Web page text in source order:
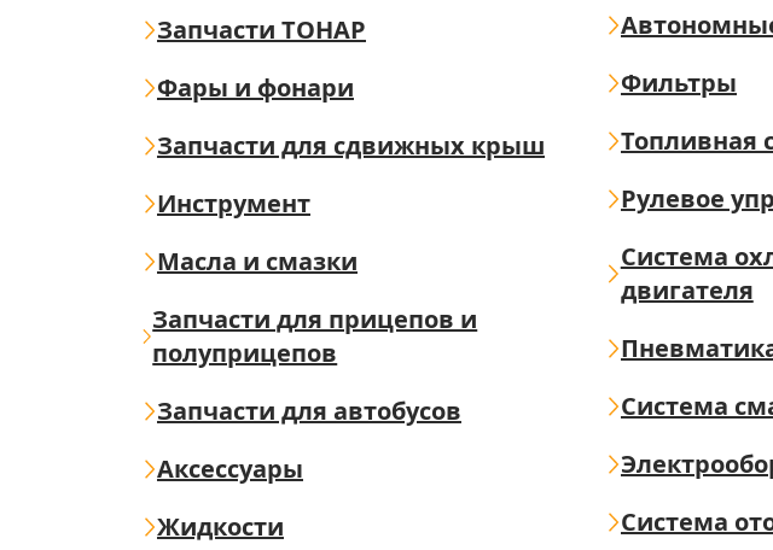
Запчасти ТОНАР
Фары и фонари
Запчасти для сдвижных крыш
Инструмент
Масла и смазки
Запчасти для прицепов и
полуприцепов
Запчасти для автобусов
Аксессуары
Жидкости
Фильтры
Топливная
Рулевое
Система
двигателя
Система
Система